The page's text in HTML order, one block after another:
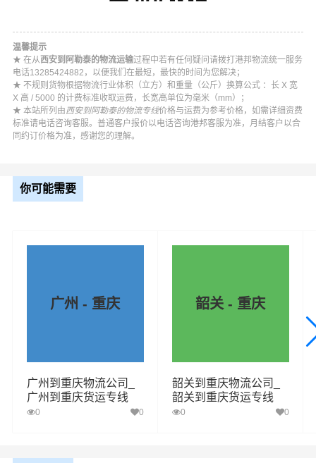
流公司
泰物流公司
西安到
石河子
物流公
司
西安到
阿拉尔
物流公
司
西安到图
木舒克物
流公司
西安到
五家渠
物流公
司
西安到北屯
物流公司
物流公
司
双河物
新星物
温馨提示
★ 在从西安到阿勒泰的物流运输过程中若有任何疑问请拨打港邦物流统一服务
电话13285424882，以便我们在最短，最快的时间为您解决；
★ 不规则货物根据物流行业体积（立方）和重量（公斤）换算公式 ：长 X 宽
X 高 / 5000 的计费标准收取运费，长宽高单位为毫米（mm）；
★ 本站所列由西安到阿勒泰的物流专线价格与运费为参考价格，如需详细资费
标准请电话咨询客服。普通客户报价以电话咨询港邦客服为准，月结客户以合
同约订价格为准，感谢您的理解。
你可能需要
广州 - 重庆
广州到重庆物流公司_
广州到重庆货运专线
0 0
韶关 - 重庆
韶关到重庆物流公司_
韶关到重庆货运专线
0 0